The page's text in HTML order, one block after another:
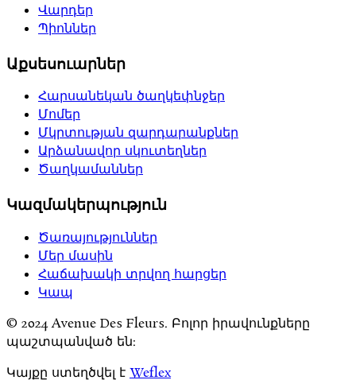
Վարդեր
Պիոններ
Աքսեսուարներ
Հարսանեկան ծաղկեփնջեր
Մոմեր
Մկրտության զարդարանքներ
Արձանավոր սկուտեղներ
Ծաղկամաններ
Կազմակերպություն
Ծառայություններ
Մեր մասին
Հաճախակի տրվող հարցեր
Կապ
© 2024 Avenue Des Fleurs. Բոլոր իրավունքները
պաշտպանված են:
Կայքը ստեղծվել է Weflex